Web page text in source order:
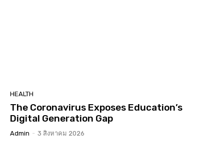
HEALTH
The Coronavirus Exposes Education’s
Digital Generation Gap
Admin - 3 สิงหาคม 2026